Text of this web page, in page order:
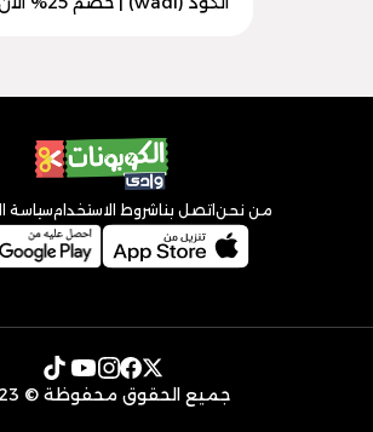
من نحن اتصل بنا شروط الاستخدامسياسة
جميع الحقوق محفوظة © 2023